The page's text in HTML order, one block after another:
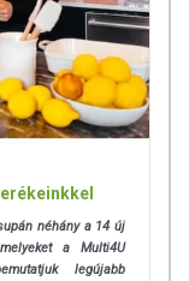
néhány a 14 új
a Multi4U
legújabb